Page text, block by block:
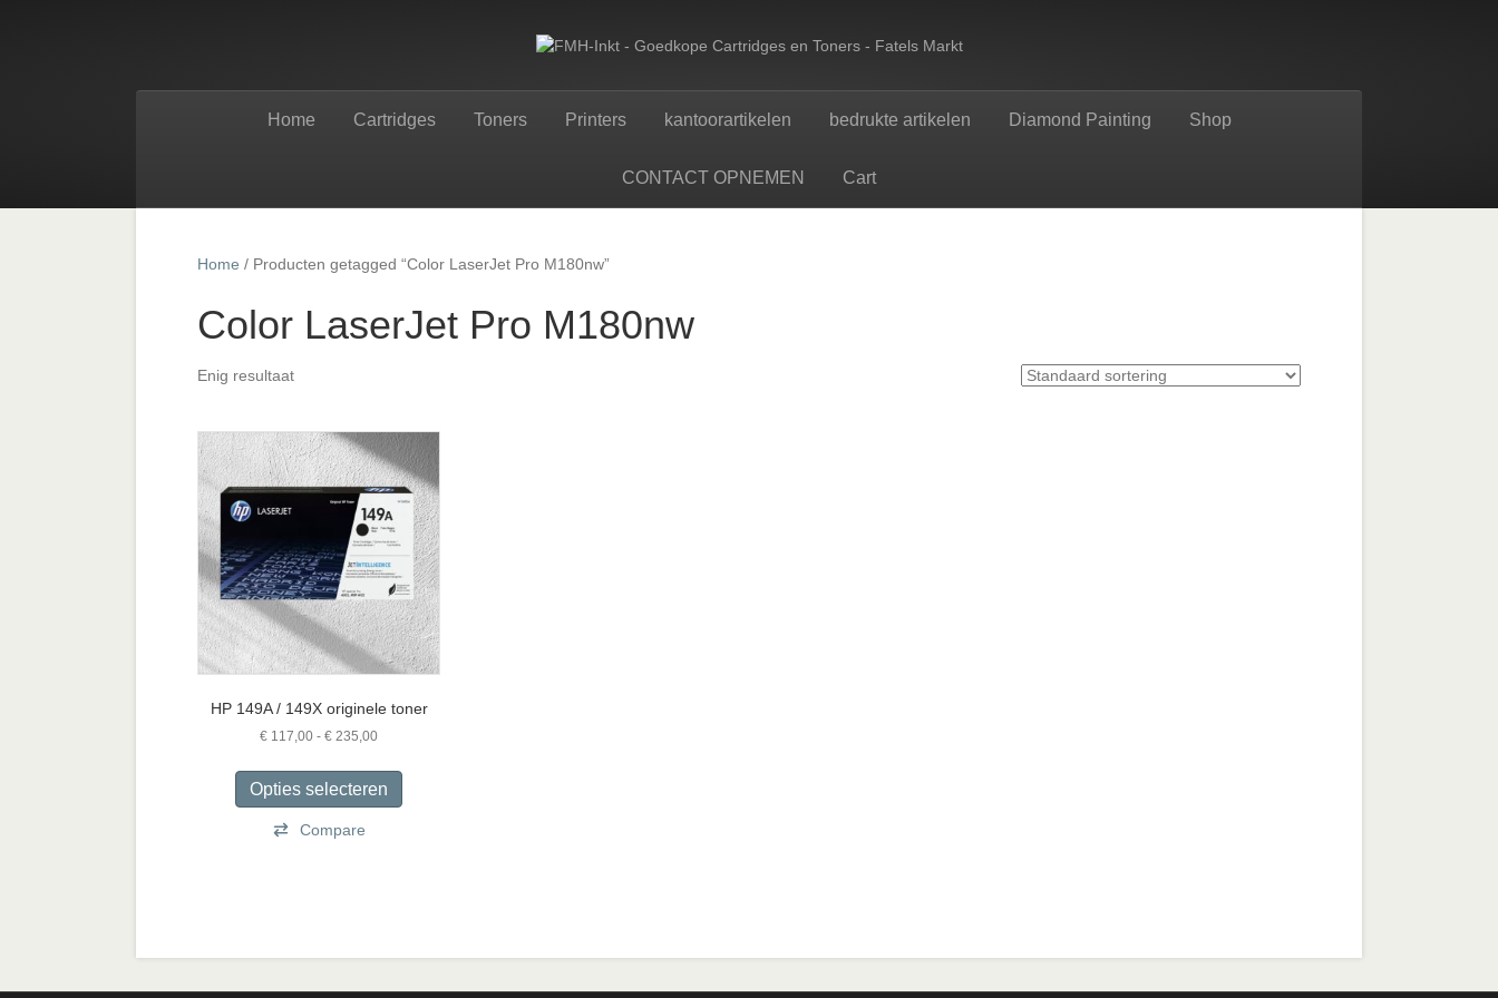
Home Cartridges Toners Printers kantoorartikelen bedrukte artikelen Diamond Painting Shop
CONTACT OPNEMEN Cart
Home / Producten getagged “Color LaserJet Pro M180nw”
Color LaserJet Pro M180nw
Enig resultaat
HP 149A / 149X originele toner
€ 117,00 - € 235,00Prijsklasse:
tot
€ 235,00
Opties selecteren
heeft
worden
Compare